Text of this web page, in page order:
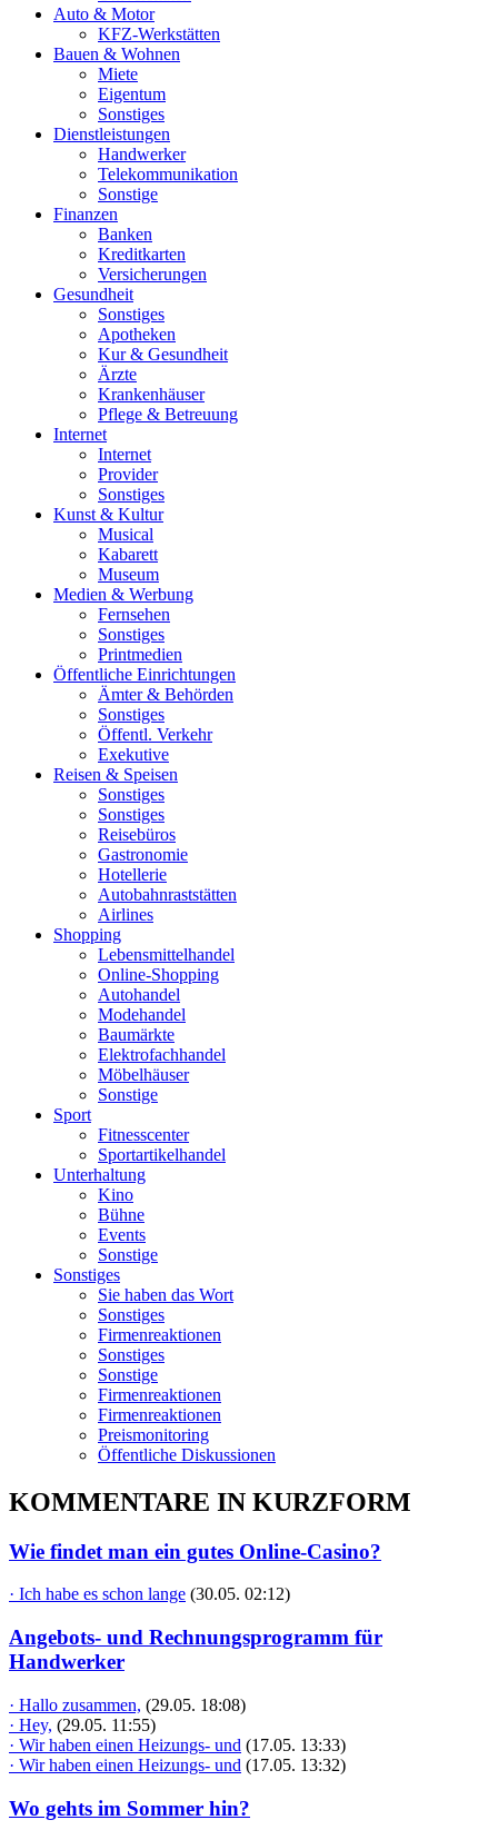
Auto & Motor
KFZ-Werkstätten
Bauen & Wohnen
Miete
Eigentum
Sonstiges
Dienstleistungen
Handwerker
Telekommunikation
Sonstige
Finanzen
Banken
Kreditkarten
Versicherungen
Gesundheit
Sonstiges
Apotheken
Kur & Gesundheit
Ärzte
Krankenhäuser
Pflege & Betreuung
Internet
Internet
Provider
Sonstiges
Kunst & Kultur
Musical
Kabarett
Museum
Medien & Werbung
Fernsehen
Sonstiges
Printmedien
Öffentliche Einrichtungen
Ämter & Behörden
Sonstiges
Öffentl. Verkehr
Exekutive
Reisen & Speisen
Sonstiges
Sonstiges
Reisebüros
Gastronomie
Hotellerie
Autobahnraststätten
Airlines
Shopping
Lebensmittelhandel
Online-Shopping
Autohandel
Modehandel
Baumärkte
Elektrofachhandel
Möbelhäuser
Sonstige
Sport
Fitnesscenter
Sportartikelhandel
Unterhaltung
Kino
Bühne
Events
Sonstige
Sonstiges
Sie haben das Wort
Sonstiges
Firmenreaktionen
Sonstiges
Sonstige
Firmenreaktionen
Firmenreaktionen
Preismonitoring
Öffentliche Diskussionen
KOMMENTARE IN KURZFORM
Wie findet man ein gutes Online-Casino?
· Ich habe es schon lange (30.05. 02:12)
Angebots- und Rechnungsprogramm für
Handwerker
· Hallo zusammen, (29.05. 18:08)
· Hey, (29.05. 11:55)
· Wir haben einen Heizungs- und (17.05. 13:33)
· Wir haben einen Heizungs- und (17.05. 13:32)
Wo gehts im Sommer hin?